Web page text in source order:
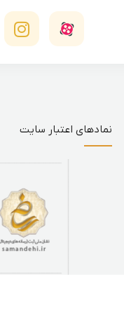
نمادهای اعتبار سایت